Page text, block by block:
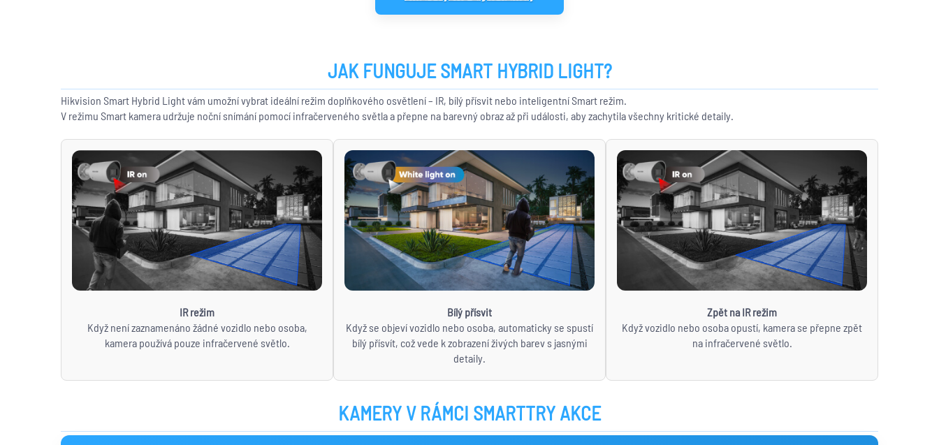
JAK FUNGUJE SMART HYBRID LIGHT?
Hikvision Smart Hybrid Light vám umožní vybrat ideální režim doplňkového osvětlení – IR, bílý přísvit nebo inteligentní Smart režim.
V režimu Smart kamera udržuje noční snímání pomocí infračerveného světla a přepne na barevný obraz až při události, aby zachytila všechny kritické detaily.
IR režim
Když není zaznamenáno žádné vozidlo nebo osoba,
kamera používá pouze infračervené světlo.
Bílý přísvit
Když se objeví vozidlo nebo osoba, automaticky se spustí
bílý přísvít, což vede k zobrazení živých barev s jasnými
detaily.
Zpět na IR režim
Když vozidlo nebo osoba opustí, kamera se přepne zpět
na infračervené světlo.
KAMERY V RÁMCI SMARTTRY AKCE